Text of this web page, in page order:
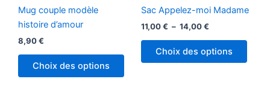
Mug couple modèle
histoire d’amour
8,90€
Choix des options
Sac Appelez-moi Madame
11,00€ – 14,00€
Choix des options